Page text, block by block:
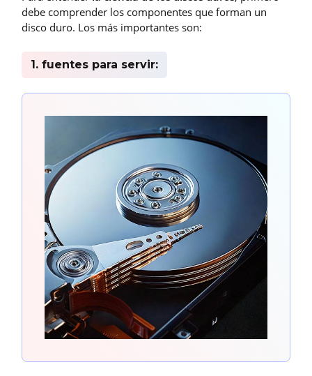
debe comprender los componentes que forman un
disco duro. Los más importantes son:
1. fuentes para servir: